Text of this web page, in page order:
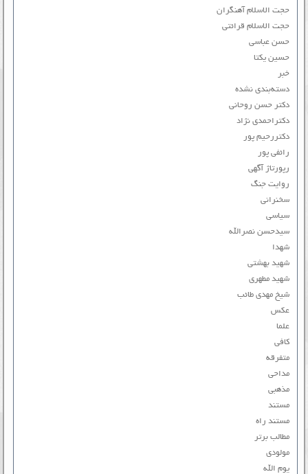
حجت الاسلام آهنگران
حجت الاسلام قرائتی
حسن عباسی
حسین یکتا
خبر
دسته‌بندی نشده
دکتر حسن روحانی
دکتراحمدی نژاد
دکتررحیم پور
رائفی پور
رپورتاژ آگهی
روایت جنگ
سخنرانی
سیاسی
سیدحسن نصرالله
شهدا
شهید بهشتی
شهید مطهری
شیخ مهدی طائب
عکس
علما
کافی
متفرقه
مداحی
مذهبی
مستند
مستند راه
مطالب برتر
مولودی
یوم الله